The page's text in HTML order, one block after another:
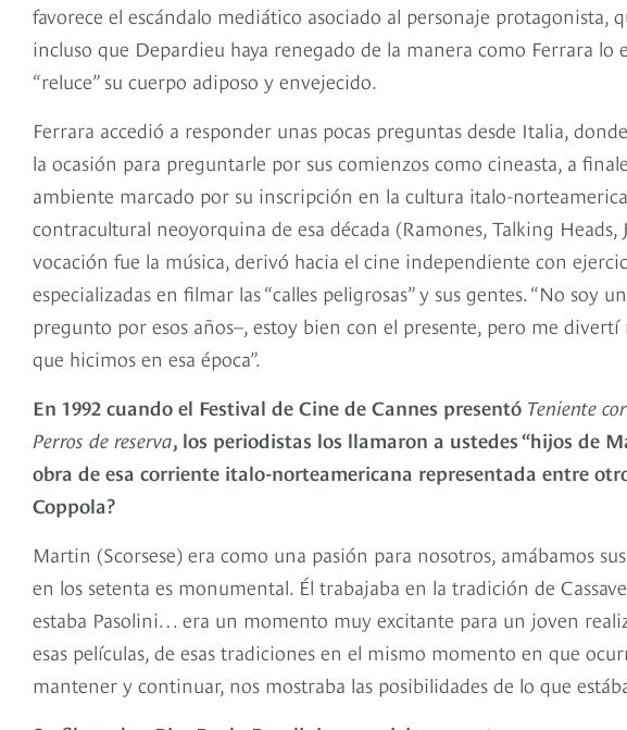
favorece el escándalo mediático asociado al personaje protagonista,
incluso que Depardieu haya renegado de la manera como Ferrara lo
“reluce” su cuerpo adiposo y envejecido.
Ferrara accedió a responder unas pocas preguntas desde Italia,
la ocasión para preguntarle por sus comienzos como cineasta, a
ambiente marcado por su inscripción en la cultura italo-
contracultural neoyorquina de esa década (Ramones, Talking
vocación fue la música, derivó hacia el cine independiente con
especializadas en filmar las “calles peligrosas” y sus gentes. “No soy
pregunto por esos años–, estoy bien con el presente, pero me
que hicimos en esa época”.
En 1992 cuando el Festival de Cine de Cannes presentó Teniente
Perros de reserva, los periodistas los llamaron a ustedes “hijos de
obra de esa corriente italo-norteamericana representada entre
Martin (Scorsese) era como una pasión para nosotros, amábamos
en los setenta es monumental. Él trabajaba en la tradición de
estaba Pasolini… era un momento muy excitante para un joven
esas películas, de esas tradiciones en el mismo momento en que
mantener y continuar, nos mostraba las posibilidades de lo que